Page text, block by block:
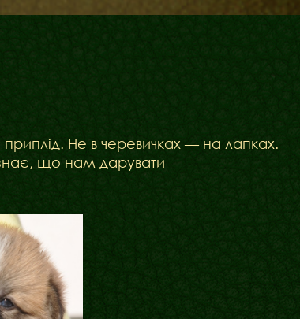
Не в черевичках — на лапках.
що нам дарувати